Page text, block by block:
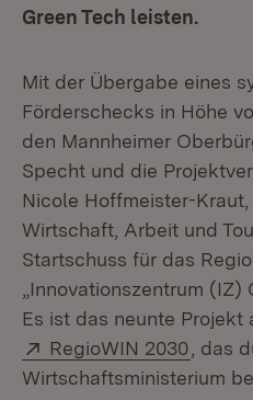
Green Tech leisten.
Mit der Übergabe eines
Förderschecks in Höhe
den Mannheimer
Specht und die
Nicole Hoffmeister-
Wirtschaft, Arbeit und
Startschuss für das
„Innovationszentrum (IZ)
Es ist das neunte Projekt
Extern:
RegioWIN 2030 , das
Wirtschaftsministerium